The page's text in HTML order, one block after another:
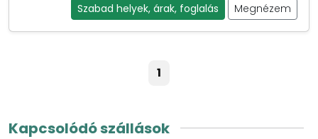
Szabad helyek, árak, foglalás Megnézem
1
Kapcsolódó szállások